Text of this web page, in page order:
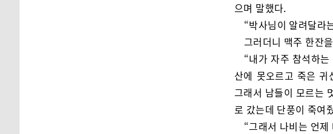
으며 말했다.
“박사님이 알려달라
그러더니 맥주 한잔
“내가 자주 참석하
산에 못오르고 죽은
그래서 남들이 모르는
로 갔는데 단풍이 죽여
“그래서 나비는 언제